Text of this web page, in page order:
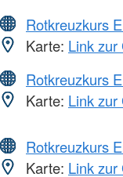
Rotkreuzkurs
Karte: Link zur
Rotkreuzkurs
Karte: Link zur
Rotkreuzkurs
Karte: Link zur